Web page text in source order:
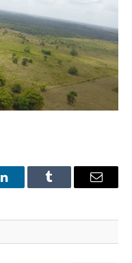
LinkedInTumblr
E-